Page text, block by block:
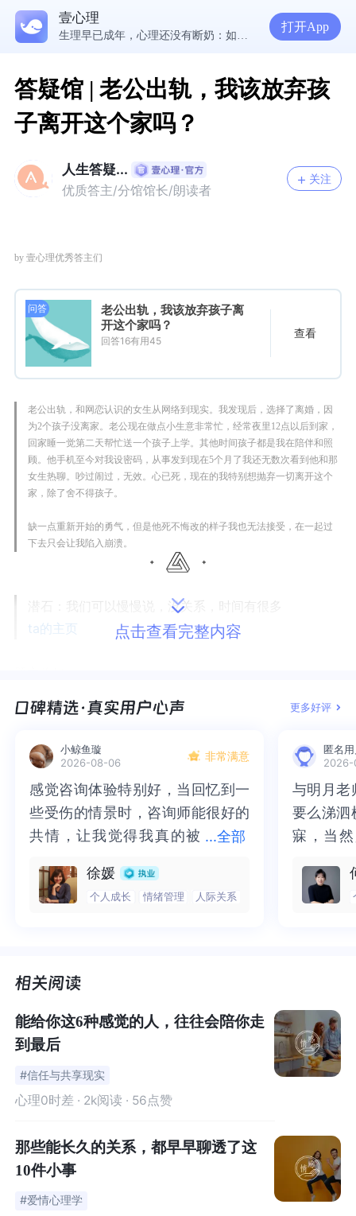
壹心理
5300万人在这里获得专业心理帮助
打开App
答疑馆 | 老公出轨，我该放弃孩
子离开这个家吗？
人生答疑...
优质答主/分馆馆长/朗读者
关注
by 壹心理优秀答主们
问答
老公出轨，我该放弃孩子离
开这个家吗？
回答16有用45
查看
老公出轨，和网恋认识的女生从网络到现实。我发现后，选择了离婚，因
为2个孩子没离家。老公现在做点小生意非常忙，经常夜里12点以后到家，
回家睡一觉第二天帮忙送一个孩子上学。其他时间孩子都是我在陪伴和照
顾。他手机至今对我设密码，从事发到现在5个月了我还无数次看到他和那
女生热聊。吵过闹过，无效。心已死，现在的我特别想抛弃一切离开这个
家，除了舍不得孩子。
缺一点重新开始的勇气，但是他死不悔改的样子我也无法接受，在一起过
下去只会让我陷入崩溃。
潜石：
我们可以慢慢说，没关系，时间有很多
ta的主页
看完了你叙述的种种，经历了丈夫出轨，离婚之后为了孩
热聊的煎熬，想抛开一切离开家却缺乏勇气……感受到了题
主莫大的痛苦与煎熬，想要先给予题主一个温暖的拥抱，
希望你知道，你不是独自在面对这一些。
一起，除了孩子的原因以外，感受到了其实题主内心并没
有那么坚决，甚至还抱有着某种期待，所以还会在意前夫
其实题主并没有真正地接受“你们已经离婚了”这样一
个现实。然而，已经法律层面离婚了，却在事实层面继续
履行着在家庭中照顾孩子，也就是，在法律层面，你的丈
夫已经不再需要对你履行作为伴侣的义务与责任，但是还
在现实层面继续接受着题主对家庭的付出。
当然，这是题主自己的一个选择，怀有着对家庭对孩子的
种种考量，是应该被尊重的。
然而当你做出这个选择的同时，你也需要面对丈夫这样对
点击查看完整内容
更多好评
小鲸鱼璇
2026-08-06
非常满意
...全部
感觉咨询体验特别好，当回忆到一
些受伤的情景时，咨询师能很好的
共情，让我觉得我真的被
一部分未处理的情绪被注意到了，
而且当咨询师准确说出我当时的情
觉轻快了很多，感觉轻松了。很感
谢咨询师姐姐！
感觉咨询体验特别好，当回忆到一
些受伤的情景时，咨询师能很好的
共情，让我觉得我真的被抱住了。
处理的情绪被注意到了，而且当咨
询师准确说出我当时的情绪，我感
了很多，感觉轻松了。很感谢咨询
师姐姐！
徐媛
个人成长 情绪管理 人际关系
匿名
2026-
与明月老
要么涕泗
寐，当
来，觉
再困于
与明月老
要么涕泗
寐，当然
不必再
梏，更
能给你这6种感觉的人，往往会陪你走
到最后
#信任与共享现实
心理0时差 · 2k阅读 · 56点赞
那些能长久的关系，都早早聊透了这
10件小事
#爱情心理学